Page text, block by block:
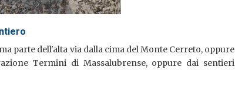
parte dell'alta via dalla cima del Monte Cerreto, oppure
Termini di Massalubrense, oppure dai sentieri